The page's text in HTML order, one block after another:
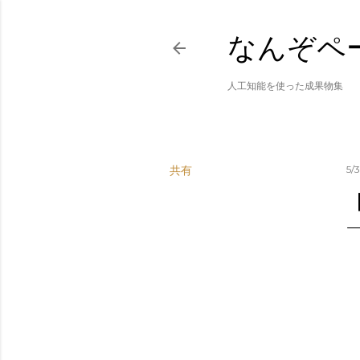
なんぞペ
人工知能を使った成果物集
共有 5/